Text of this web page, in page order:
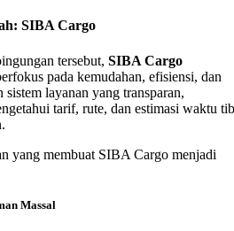
SIBA Cargo
tersebut, SIBA Cargo
pada kemudahan, efisiensi, dan
layanan yang transparan,
tarif, rute, dan estimasi waktu
yang membuat SIBA Cargo menjadi
Massal